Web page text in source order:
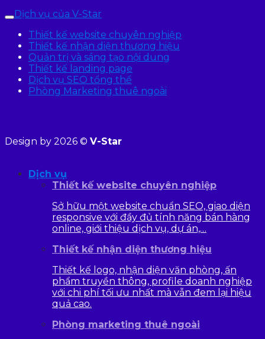
Dịch vụ của V-Star
Thiết kế website chuyên nghiệp
Thiết kế nhận diện thương hiệu
Quản trị và sáng tạo nội dung
Thiết kế landing page
Dịch vụ SEO tổng thể
Phòng Marketing thuê ngoài
Design by 2026 © V-Star
Dịch vụ
Thiết kế website chuyên nghiệp
Sở hữu một website chuẩn SEO, giao diện
responsive với đầy đủ tính năng bán hàng
online, giới thiệu dịch vụ, dự án,…
Thiết kế nhận diện thương hiệu
Thiết kế logo, nhận diện văn phòng, ấn
phẩm truyền thông, profile doanh nghiệp
với chi phí tối ưu nhất mà vẫn đem lại hiệu
quả cao.
Phòng marketing thuê ngoài